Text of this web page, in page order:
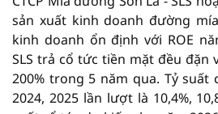
sản xuất kinh doanh đường
kinh doanh ổn định với ROE
SLS trả cổ tức tiền mặt đều đặn
200% trong 5 năm qua. Tỷ suất
2024, 2025 lần lượt là 10,4%,